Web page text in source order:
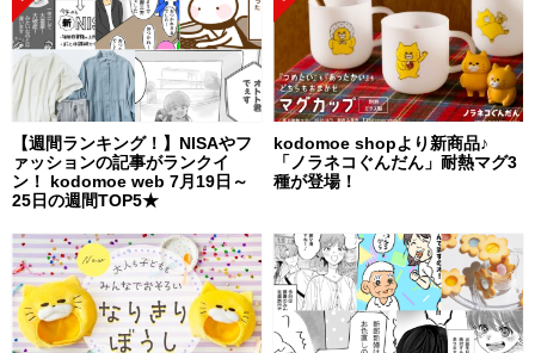
【週間ランキング！】NISAやフ
ァッションの記事がランクイ
ン！ kodomoe web 7月19日～
25日の週間TOP5★
kodomoe shopより新商品♪
「ノラネコぐんだん」耐熱マグ3
種が登場！